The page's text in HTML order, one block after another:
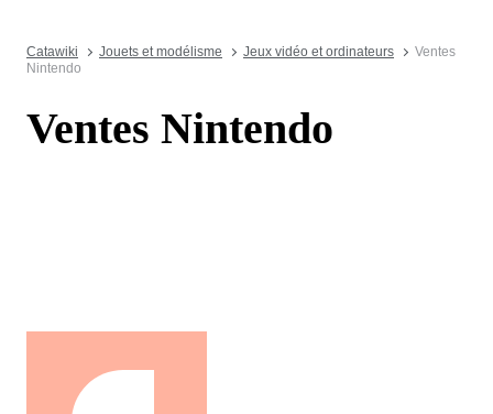
Catawiki Jouets et modélisme Jeux vidéo et ordinateurs
Ventes
Nintendo
Ventes Nintendo